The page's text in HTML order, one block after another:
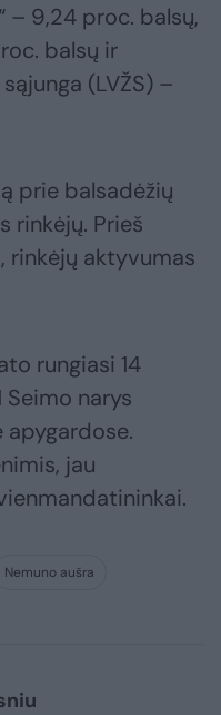
– 9,24 proc. balsų,
balsų ir
(LVŽS) –
prie balsadėžių
rinkėjų. Prieš
rinkėjų aktyvumas
rungiasi 14
Seimo narys
jau
Nemuno aušra